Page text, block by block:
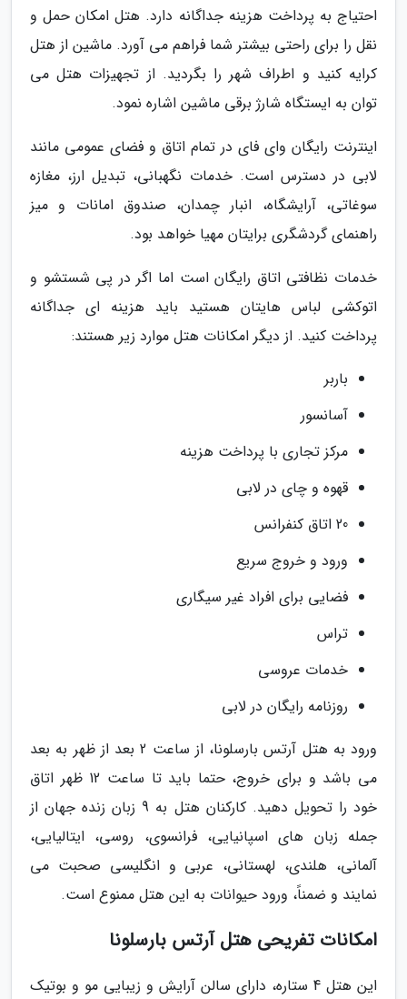
احتیاج به پرداخت هزینه جداگانه دارد. هتل امکان حمل و
نقل را برای راحتی بیشتر شما فراهم می آورد. ماشین از هتل
کرایه کنید و اطراف شهر را بگردید. از تجهیزات هتل می
توان به ایستگاه شارژ برقی ماشین اشاره نمود.
اینترنت رایگان وای فای در تمام اتاق و فضای عمومی مانند
لابی در دسترس است. خدمات نگهبانی، تبدیل ارز، مغازه
سوغاتی، آرایشگاه، انبار چمدان، صندوق امانات و میز
راهنمای گردشگری برایتان مهیا خواهد بود.
خدمات نظافتی اتاق رایگان است اما اگر در پی شستشو و
اتوکشی لباس هایتان هستید باید هزینه ای جداگانه
پرداخت کنید. از دیگر امکانات هتل موارد زیر هستند:
باربر
آسانسور
مرکز تجاری با پرداخت هزینه
قهوه و چای در لابی
20 اتاق کنفرانس
ورود و خروج سریع
فضایی برای افراد غیر سیگاری
تراس
خدمات عروسی
روزنامه رایگان در لابی
ورود به هتل آرتس بارسلونا، از ساعت 2 بعد از ظهر به بعد
می باشد و برای خروج، حتما باید تا ساعت 12 ظهر اتاق
خود را تحویل دهید. کارکنان هتل به 9 زبان زنده جهان از
جمله زبان های اسپانیایی، فرانسوی، روسی، ایتالیایی،
آلمانی، هلندی، لهستانی، عربی و انگلیسی صحبت می
نمایند و ضمناً، ورود حیوانات به این هتل ممنوع است.
امکانات تفریحی هتل آرتس بارسلونا
این هتل 4 ستاره، دارای سالن آرایش و زیبایی مو و بوتیک